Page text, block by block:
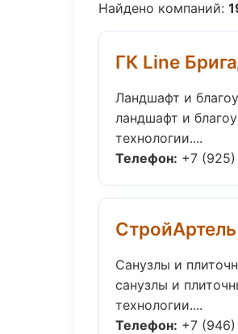
Найдено компаний:
ГК Line
Ландшафт и
ландшафт и
технологии....
Телефон: +7
Санузлы и
санузлы и
технологии....
Телефон: +7 (946)